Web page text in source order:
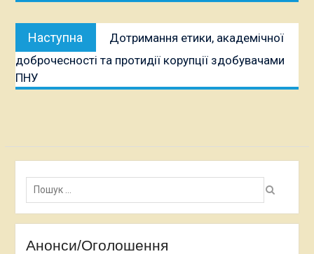
Наступна
публікація:
Дотримання етики, академічної
доброчесності та протидії корупції здобувачами
ПНУ
Пошук:
Анонси/Оголошення